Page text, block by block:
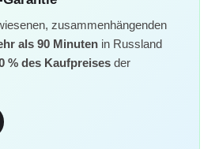
zusammenhängenden
als 90 Minuten in Russland
% des Kaufpreises der